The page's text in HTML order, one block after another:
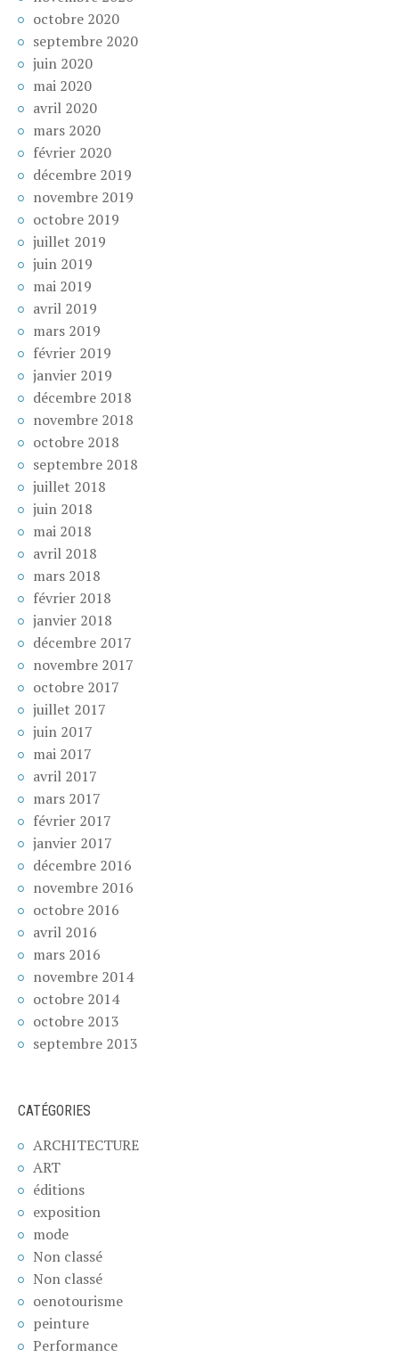
octobre 2020
septembre 2020
juin 2020
mai 2020
avril 2020
mars 2020
février 2020
décembre 2019
novembre 2019
octobre 2019
juillet 2019
juin 2019
mai 2019
avril 2019
mars 2019
février 2019
janvier 2019
décembre 2018
novembre 2018
octobre 2018
septembre 2018
juillet 2018
juin 2018
mai 2018
avril 2018
mars 2018
février 2018
janvier 2018
décembre 2017
novembre 2017
octobre 2017
juillet 2017
juin 2017
mai 2017
avril 2017
mars 2017
février 2017
janvier 2017
décembre 2016
novembre 2016
octobre 2016
avril 2016
mars 2016
novembre 2014
octobre 2014
octobre 2013
septembre 2013
CATÉGORIES
ARCHITECTURE
ART
éditions
exposition
mode
Non classé
Non classé
oenotourisme
peinture
Performance